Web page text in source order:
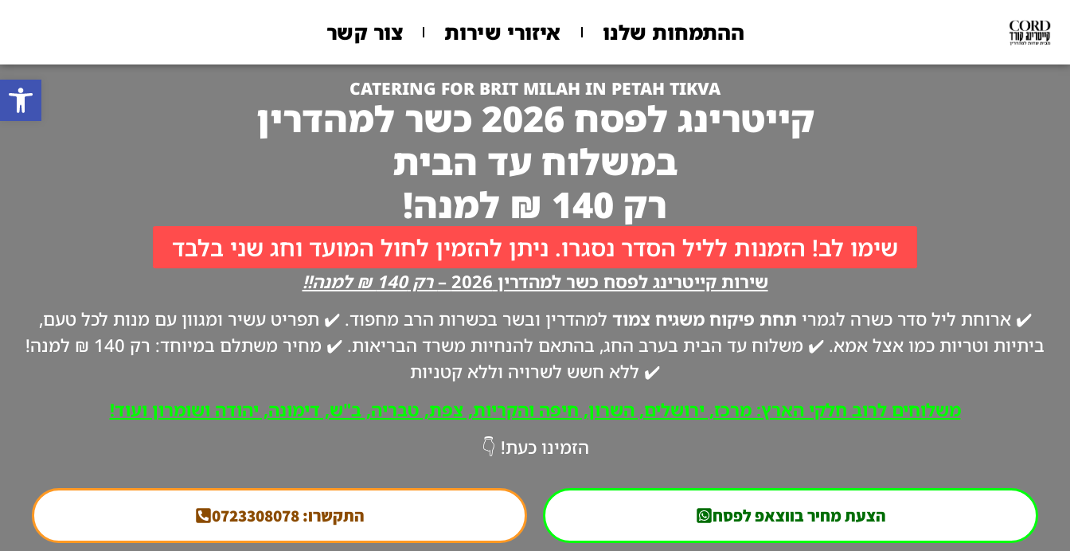
ההתמחות שלנו איזורי שירות צור קשר
CATERING FOR BRIT MILAH IN PETAH TIKVA
קייטרינג לפסח 2026 כשר למהדרין
במשלוח עד הבית
רק 140 ₪ למנה!
שימו לב! הזמנות לליל הסדר נסגרו. ניתן להזמין לחול המועד וחג שני בלבד
שירות קייטרינג לפסח כשר למהדרין 2026 –
רק 140 ₪ למנה!!
✔️ ארוחת ליל סדר כשרה לגמרי תחת פיקוח משגיח צמוד למהדרין ובשר בכשרות הרב מחפוד. ✔️ תפריט עשיר ומגוון עם מנות לכל טעם,
ביתיות וטריות כמו אצל אמא. ✔️ משלוח עד הבית בערב החג, בהתאם להנחיות משרד הבריאות. ✔️ מחיר משתלם במיוחד: רק 140 ₪ למנה!
✔️ ללא חשש לשרויה וללא קטניות
משלוחים לרוב חלקי הארץ: מרכז, ירושלים, השרון, חיפה והקריות, צפת, טבריה, ב"ש, דימונה, יהודה ושומרון ועוד!
הזמינו כעת! 👇
הצעת מחיר בווצאפ לפסח התקשרו: 0723308078
פתח